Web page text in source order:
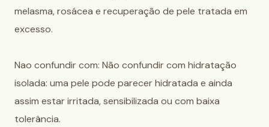
melasma, rosácea e recuperação de pele tratada em
excesso.
Nao confundir com: Não confundir com hidratação
isolada: uma pele pode parecer hidratada e ainda
assim estar irritada, sensibilizada ou com baixa
tolerância.